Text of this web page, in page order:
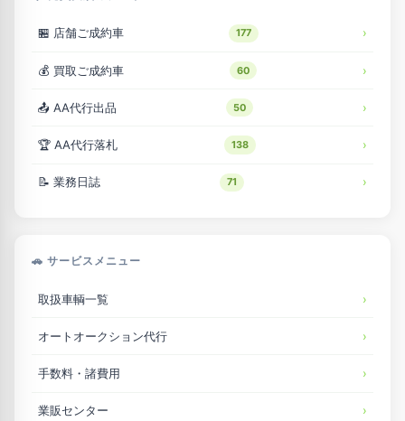
🏪 店舗ご成約車 177
💰 買取ご成約車 60
📤 AA代行出品 50
🏆 AA代行落札 138
📝 業務日誌 71
🚗 サービスメニュー
取扱車輌一覧
オートオークション代行
手数料・諸費用
業販センター